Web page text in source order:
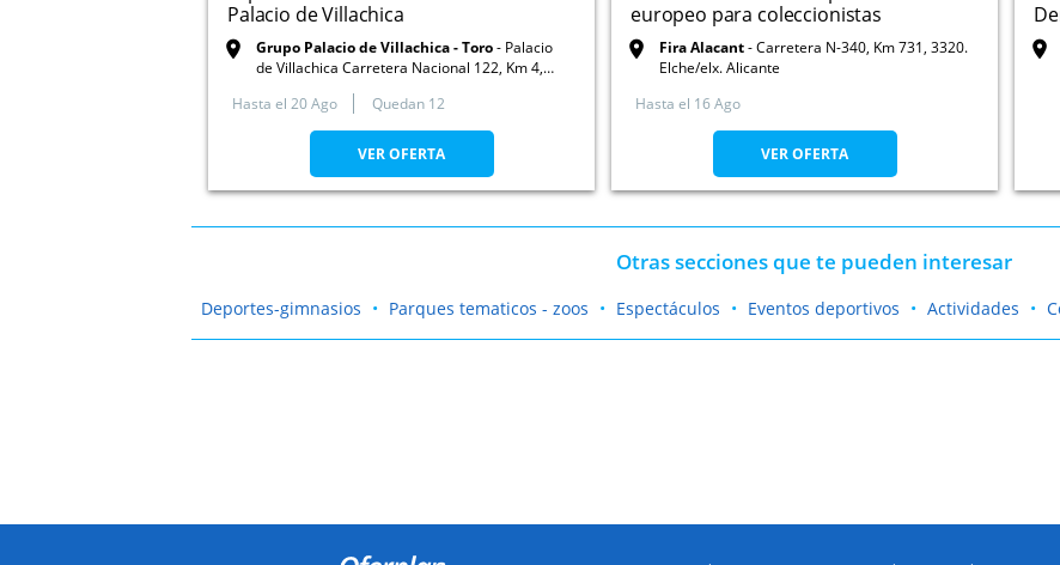
Palacio de Villachica
Grupo Palacio de Villachica - Toro
Palacio
de Villachica Carretera Nacional 122, Km 4,
Hasta el 20 Ago Quedan 12
VER OFERTA
europeo para coleccionistas
Fira Alacant Carretera N-340, Km 731, 3320.
Elche/elx. Alicante
Hasta el 16 Ago
VER OFERTA
Otras secciones que te pueden interesar
Deportes-gimnasios Parques tematicos - zoos Espectáculos Eventos deportivos Actividades